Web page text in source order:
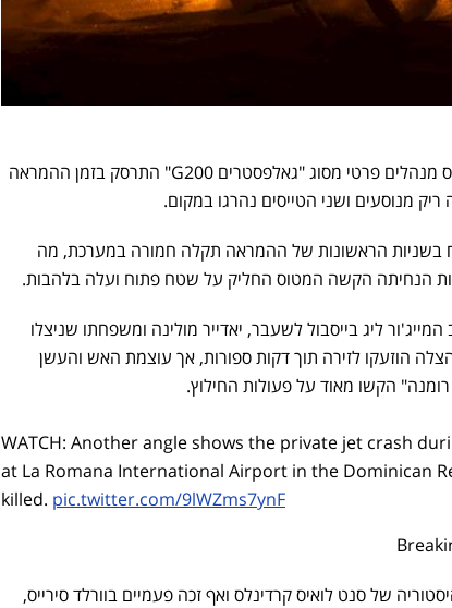
דרמת ענק נרשמה אמש (ראשון) לאחר שמטוס מנהלים פרטי מסוג "גאלפסטרים G200" התרסק בזמן ההמראה
מנוסעים ושני הטייסים נהרגו במקום.
בשניות הראשונות של ההמראה תקלה חמורה במערכת, מה
הנחיתה הקשה המטוס החליק על שטח פתוח ועלה בלהבות.
ליג בייסבול לשעבר, יאדייר מולינה ומשפחתו שניצלו
הוזעקו לזירה תוך דקות ספורות, אך עוצמת האש והעשן
הקשו מאוד על פעולות החילוץ.
WATCH: Another angle shows the private jet crash
at La Romana International Airport in the Dominican
killed. pic.twitter.com/9lWZms7ynF
של סנט לואיס קרדינלס ואף זכה פעמיים בוורלד סירייס,